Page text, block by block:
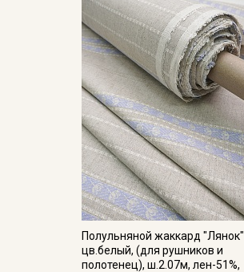
Полульняной жаккард "Лянок"
цв.белый, (для рушников и
полотенец), ш.2.07м, лен-51%,